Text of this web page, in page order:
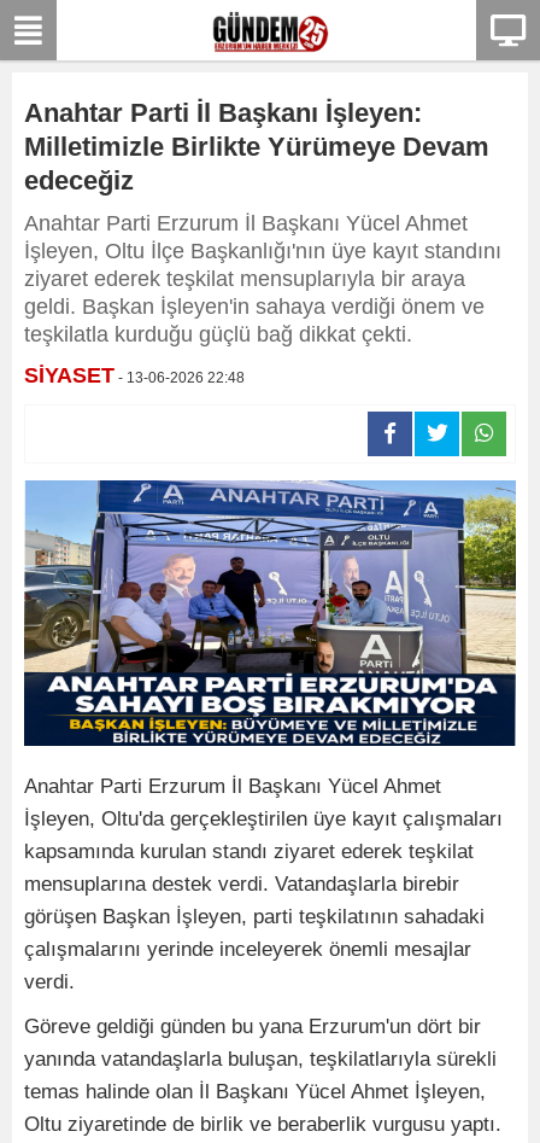
Anahtar Parti İl Başkanı İşleyen:
Milletimizle Birlikte Yürümeye Devam
edeceğiz
Anahtar Parti Erzurum İl Başkanı Yücel Ahmet
İşleyen, Oltu İlçe Başkanlığı'nın üye kayıt standını
ziyaret ederek teşkilat mensuplarıyla bir araya
geldi. Başkan İşleyen'in sahaya verdiği önem ve
teşkilatla kurduğu güçlü bağ dikkat çekti.
SİYASET - 13-06-2026 22:48
Anahtar Parti Erzurum İl Başkanı Yücel Ahmet
İşleyen, Oltu'da gerçekleştirilen üye kayıt çalışmaları
kapsamında kurulan standı ziyaret ederek teşkilat
mensuplarına destek verdi. Vatandaşlarla birebir
görüşen Başkan İşleyen, parti teşkilatının sahadaki
çalışmalarını yerinde inceleyerek önemli mesajlar
verdi.
Göreve geldiği günden bu yana Erzurum'un dört bir
yanında vatandaşlarla buluşan, teşkilatlarıyla sürekli
temas halinde olan İl Başkanı Yücel Ahmet İşleyen,
Oltu ziyaretinde de birlik ve beraberlik vurgusu yaptı.